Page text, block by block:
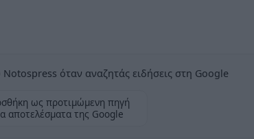
όταν αναζητάς ειδήσεις στη Google
ως προτιμώμενη πηγή
αποτελέσματα της Google